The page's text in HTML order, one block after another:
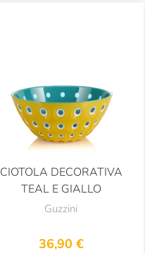
CIOTOLA DECORATIVA
TEAL E GIALLO
Guzzini
36,90 €